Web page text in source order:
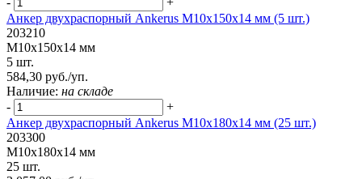
Анкер двухраспорный Ankerus М10х150х14 мм (5 шт.)
203210
М10х150х14 мм
5 шт.
584,30 руб./уп.
Наличие: на складе
-
+
Анкер двухраспорный Ankerus М10х180х14 мм (25 шт.)
203300
М10х180х14 мм
25 шт.